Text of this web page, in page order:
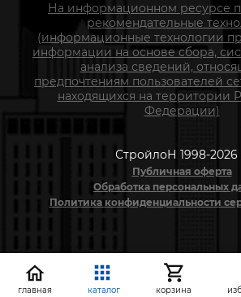
На информационном ресурсе
рекомендательные
(информационные технологии
информации на основе сбора,
анализа сведений,
предпочтениям пользователей
находящихся на территории
Федерации)
СтройлоН 1998-2026
Публичная оферта
Обработка персональных
Политика конфиденциальности
главная каталог корзина